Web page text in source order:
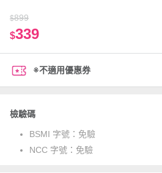
$899
$339
※不適用優惠券
檢驗碼
BSMI 字號： 免驗
NCC 字號： 免驗